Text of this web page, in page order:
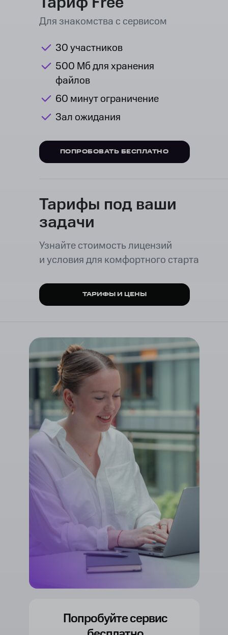
Для знакомства с сервисом
Тарифы под ваши
задачи
Узнайте стоимость лицензий
и условия для комфортного старта
30 участников
60 минут ограничение
Зал ожидания
500 Мб для хранения
файлов
ПОПРОБОВАТЬ БЕСПЛАТНО
ТАРИФЫ И ЦЕНЫ
Попробуйте сервис